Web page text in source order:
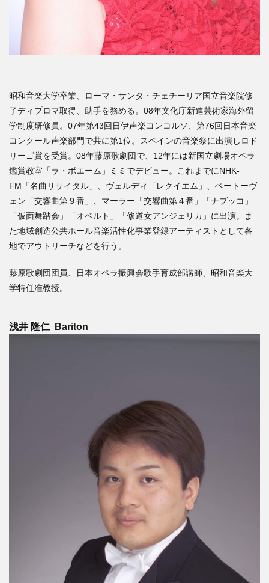
昭和音楽大学卒業、ローマ・サンタ・チェチーリア国立音楽院修
了ディプロマ取得、助手を務める。08年文化庁新進芸術家海外留
学制度研修員。07年第43回日伊声楽コンコルソ、第76回日本音楽
コンクール声楽部門で共に第1位。スペインの音楽祭に出演しロド
リーゴ賞を受賞。08年藤原歌劇団で、12年には新国立劇場オペラ
鑑賞教室「ラ・ボエーム」ミミでデビュー。これまでにNHK-
FM「名曲リサイタル」、ヴェルディ「レクイエム」、ベートーヴ
ェン「交響曲第９番」、マーラー「交響曲第４番」「ナブッコ」
「仮面舞踏会」「オベルト」「修道女アンジェリカ」に出演。ま
た地域創造公共ホール音楽活性化事業登録アーティストとして各
地でアウトリーチなどを行う。
藤原歌劇団団員、日本オペラ振興会歌手育成部講師、昭和音楽大
学特任准教授。
浅井 隆仁 Bariton